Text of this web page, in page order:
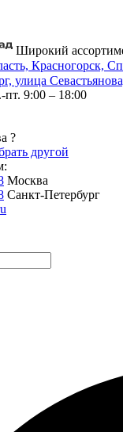
Широкий
Красногорск,
улица
пт. 9:00 – 18:00
?
другой
Москва
Санкт-Петербург